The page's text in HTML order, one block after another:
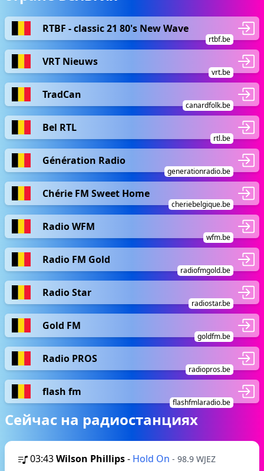
RTBF - classic 21 80's New Wave
rtbf.be
VRT Nieuws
vrt.be
TradCan
canardfolk.be
Bel RTL
rtl.be
Génération Radio
generationradio.be
Chérie FM Sweet Home
cheriebelgique.be
Radio WFM
wfm.be
Radio FM Gold
radiofmgold.be
Radio Star
radiostar.be
Gold FM
goldfm.be
Radio PROS
radiopros.be
flash fm
flashfmlaradio.be
Сейчас на радиостанциях
03:43Wilson Phillips- Hold On - 98.9 WJEZ